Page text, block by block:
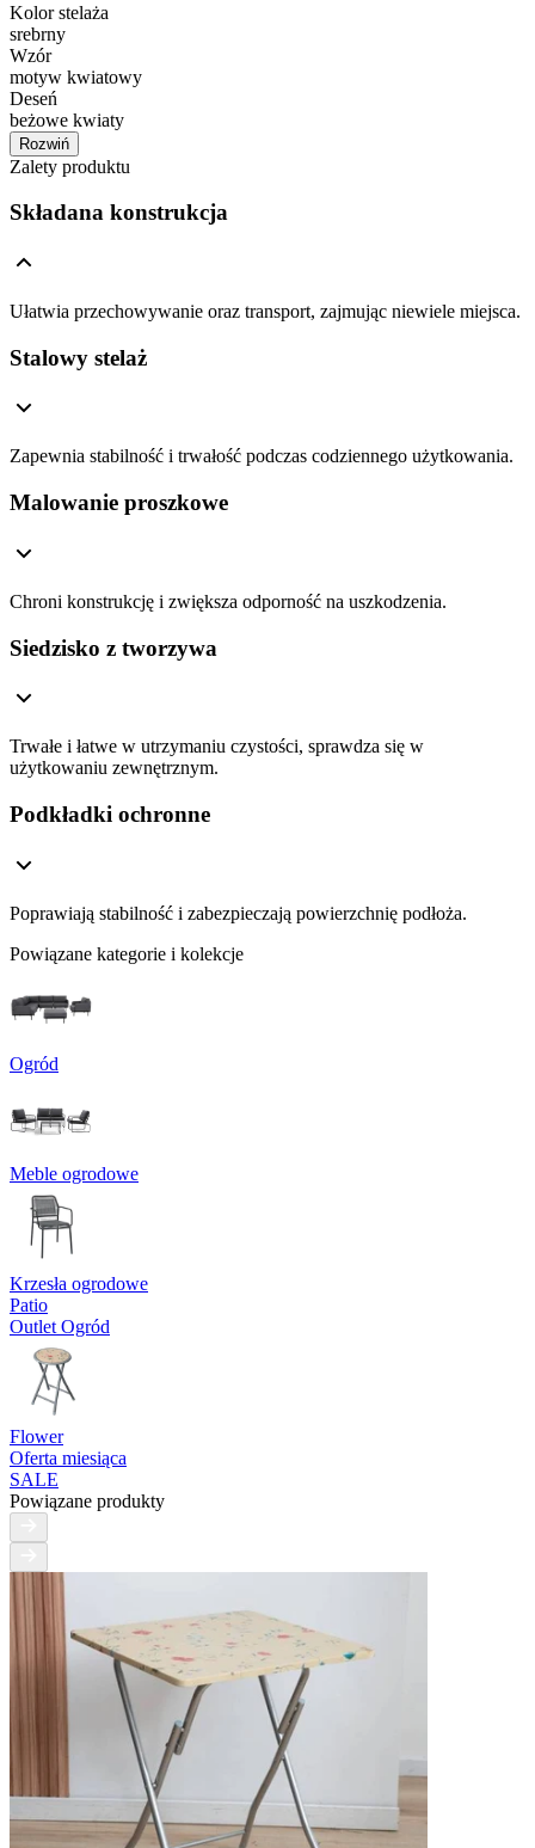
Kolor stelaża
srebrny
Wzór
motyw kwiatowy
Deseń
beżowe kwiaty
Rozwiń
Zalety produktu
Składana konstrukcja
Ułatwia przechowywanie oraz transport, zajmując niewiele miejsca.
Stalowy stelaż
Zapewnia stabilność i trwałość podczas codziennego użytkowania.
Malowanie proszkowe
Chroni konstrukcję i zwiększa odporność na uszkodzenia.
Siedzisko z tworzywa
Trwałe i łatwe w utrzymaniu czystości, sprawdza się w
użytkowaniu zewnętrznym.
Podkładki ochronne
Poprawiają stabilność i zabezpieczają powierzchnię podłoża.
Powiązane kategorie i kolekcje
Ogród
Meble ogrodowe
Krzesła ogrodowe
Patio
Outlet Ogród
Flower
Oferta miesiąca
SALE
Powiązane produkty